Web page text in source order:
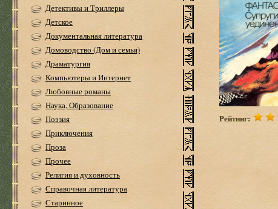
Детективы и Триллеры
Детское
Документальная литература
Домоводство (Дом и семья)
Драматургия
Компьютеры и Интернет
Любовные романы
Наука, Образование
Поэзия
Приключения
Проза
Прочее
Религия и духовность
Справочная литература
Старинное
Рейтинг: